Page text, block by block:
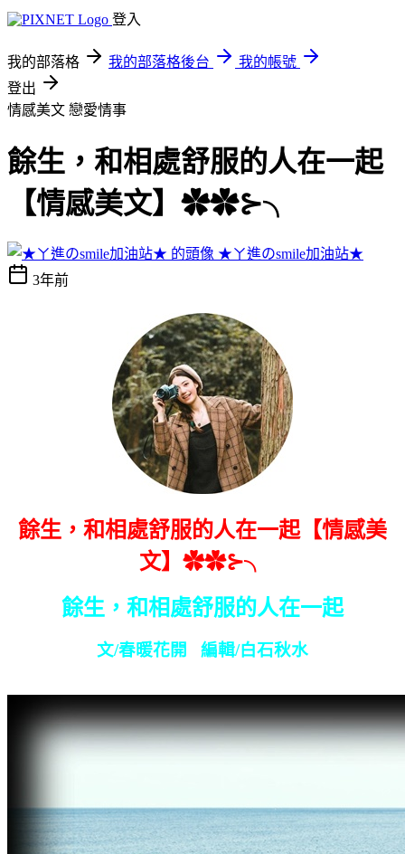
登入
我的部落格 我的部落格後台
我的帳號
登出
情感美文 戀愛情事
餘生，和相處舒服的人在一起
【情感美文】✿✿⊱╮
★ㄚ進のsmile加油站★
3年前
餘生，和相處舒服的人在一起【情感美
文】✿✿⊱╮
餘生，和相處舒服的人在一起
文/春暖花開 編輯/白石秋水